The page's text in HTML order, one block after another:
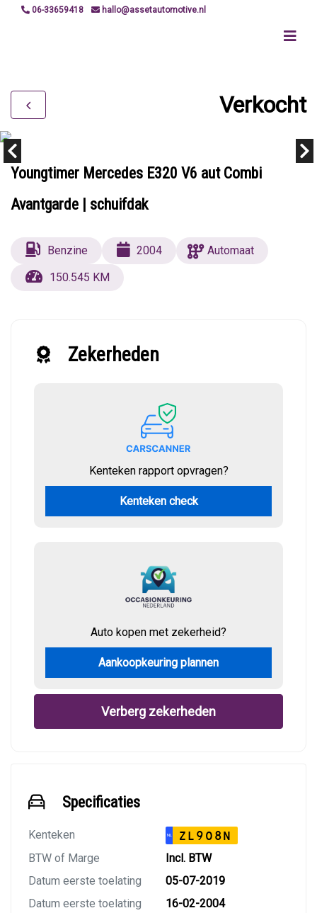
06-33659418 hallo@assetautomotive.nl
Verkocht
Youngtimer Mercedes E320 V6 aut Combi
Avantgarde | schuifdak
Benzine 2004
Automaat
150.545 KM
Zekerheden
Kenteken rapport opvragen?
Kenteken check
Auto kopen met zekerheid?
Aankoopkeuring plannen
Verberg zekerheden
Specificaties
Kenteken NL ZL908N
BTW of Marge
Incl. BTW
Datum eerste toelating
05-07-2019
Datum eerste toelating
16-02-2004